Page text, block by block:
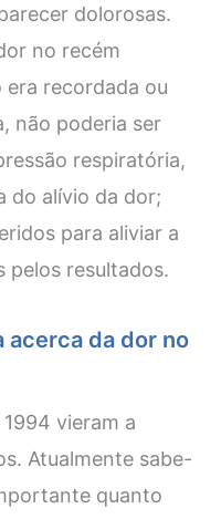
dolorosas.
no recém
era recordada ou
não poderia ser
respiratória,
do alívio da dor;
para aliviar a
pelos resultados.
acerca da dor no
vieram a
Atualmente sabe-
quanto